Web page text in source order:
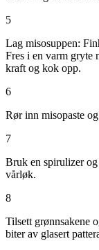
5
Lag misosuppen:
Fres i en varm gryte
kraft og kok opp.
6
Rør inn misopaste
7
Bruk en spirulizer
vårløk.
8
Tilsett grønnsakene
biter av glasert